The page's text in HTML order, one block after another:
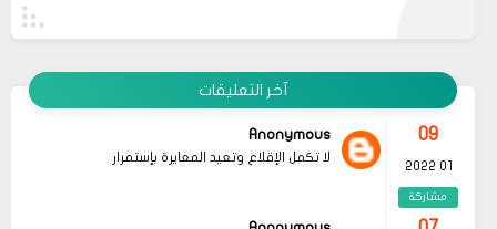
آخر التعليقات
07
03 2026
مشاركة
Anonymous
listeleri, bu süreçte bize
01 2022
Anonymous